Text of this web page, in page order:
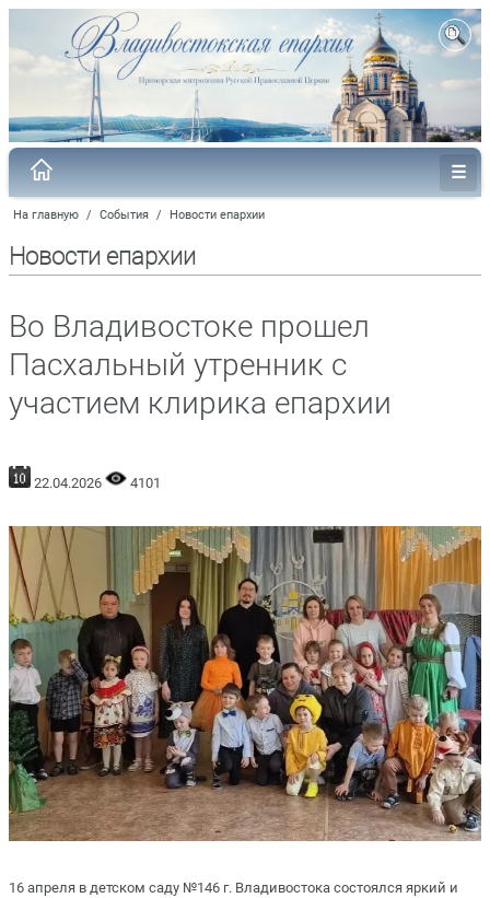
На главную / События / Новости епархии
Новости епархии
Во Владивостоке прошел
Пасхальный утренник с
участием клирика епархии
22.04.2026 4101
16 апреля в детском саду №146 г. Владивостока состоялся яркий и